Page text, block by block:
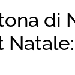
di
Natale: